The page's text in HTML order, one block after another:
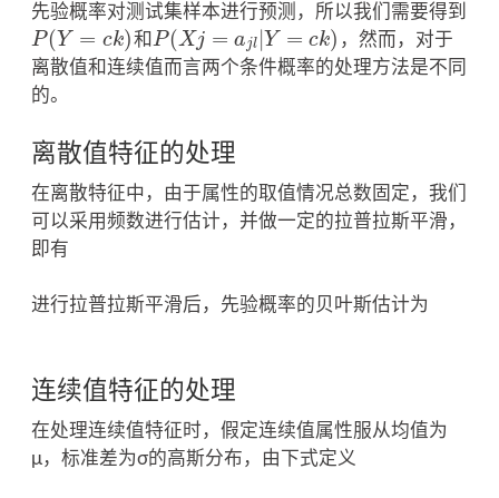
先验概率对测试集样本进行预测，所以我们需要得到
P(Y = ck)
P(Y= ck) 和 P(X j = ajl | Y = ck)
P(Xj=a l|Y =ck )
，然而，对于
离散值和连续值而言两个条件概率的处理方法是不同
的。
离散值特征的处理
在离散特征中，由于属性的取值情况总数固定，我们
可以采用频数进行估计，并做一定的拉普拉斯平滑，
即有
进行拉普拉斯平滑后，先验概率的贝叶斯估计为
连续值特征的处理
在处理连续值特征时，假定连续值属性服从均值为
μ，标准差为σ的高斯分布，由下式定义